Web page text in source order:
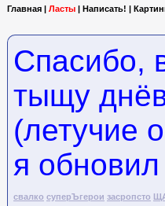
Главная | Ласты | Написать! |
Спасибо,
тыщу
(летучие
я
свалко суперЪгерои засропсто